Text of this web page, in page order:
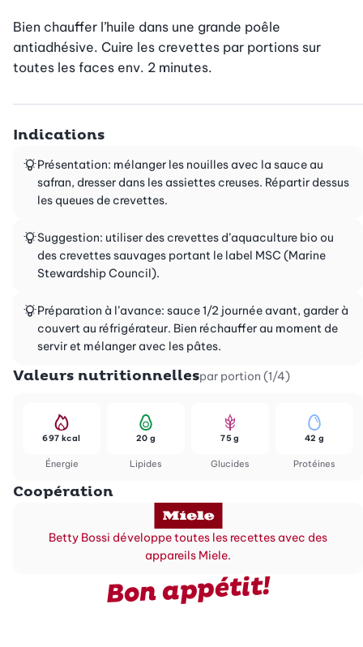
Bien chauffer l’huile dans une grande poêle
antiadhésive. Cuire les crevettes par portions sur
toutes les faces env. 2 minutes.
Indications
Présentation: mélanger les nouilles avec la sauce au
safran, dresser dans les assiettes creuses. Répartir dessus
les queues de crevettes.
Suggestion: utiliser des crevettes d’aquaculture bio ou
des crevettes sauvages portant le label MSC (Marine
Stewardship Council).
Préparation à l’avance: sauce 1/2 journée avant, garder à
couvert au réfrigérateur. Bien réchauffer au moment de
servir et mélanger avec les pâtes.
Valeurs nutritionnellespar portion (1/4)
Énergie
697 kcal
Lipides
20 g
Glucides
75 g
Protéines
42 g
Coopération
Betty Bossi développe toutes les recettes avec des
appareils Miele.
Bon appétit!